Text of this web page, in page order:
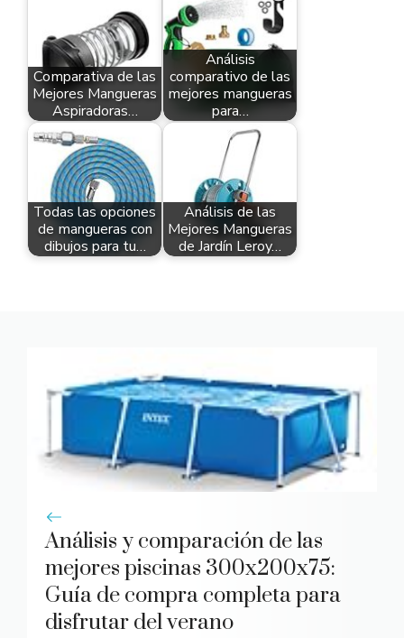
Comparativa de las
Mejores Mangueras
Aspiradoras…
Análisis
comparativo de las
mejores mangueras
para…
Todas las opciones
de mangueras con
dibujos para tu…
Análisis de las
Mejores Mangueras
de Jardín Leroy…
Análisis y comparación de las
mejores piscinas 300x200x75:
Guía de compra completa para
disfrutar del verano